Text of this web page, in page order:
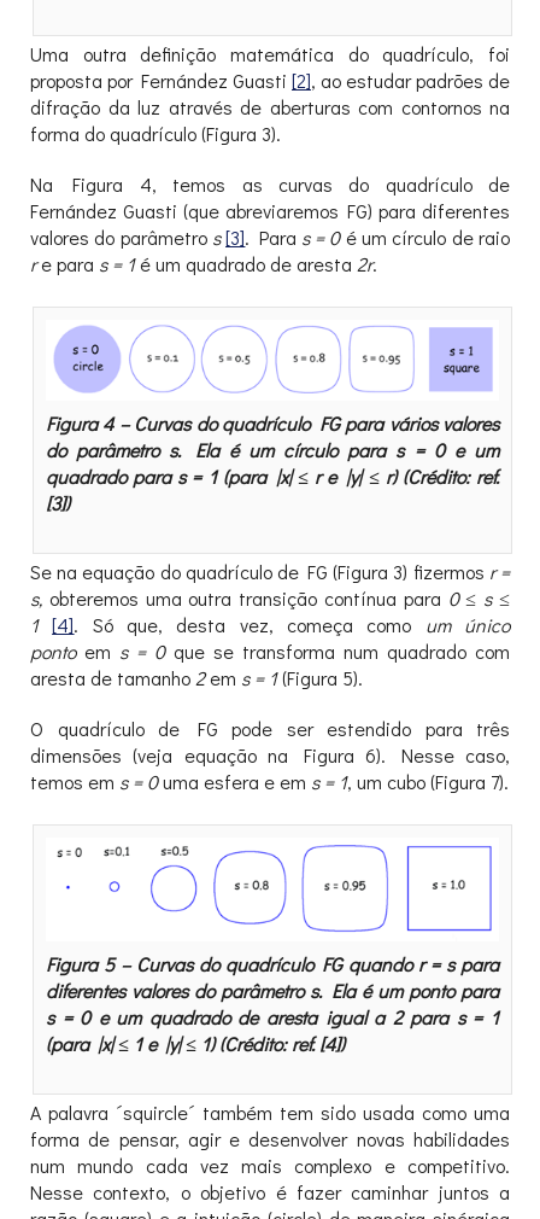
Uma outra definição matemática do quadrículo, foi
proposta por Fernández Guasti [2], ao estudar padrões de
difração da luz através de aberturas com contornos na
forma do quadrículo (Figura 3).
Na Figura 4, temos as curvas do quadrículo de
Fernández Guasti (que abreviaremos FG) para diferentes
valores do parâmetro s[3]. Para s = 0é um círculo de raio
re para s = 1é um quadrado de aresta 2r.
Figura 4 – Curvas do quadrículo FG para vários valores
do parâmetro s. Ela é um círculo para s = 0 e um
quadrado para s = 1 (para |x| ≤ r e |y| ≤ r) (Crédito: ref.
[3])
Se na equação do quadrículo de FG (Figura 3) fizermos r =
s, obteremos uma outra transição contínua para 0 ≤ s ≤
1 [4]. Só que, desta vez, começa como um único
pontoem s = 0 que se transforma num quadrado com
aresta de tamanho 2em s = 1(Figura 5).
O quadrículo de FG pode ser estendido para três
dimensões (veja equação na Figura 6). Nesse caso,
temos em s = 0uma esfera e em s = 1, um cubo (Figura 7).
Figura 5 – Curvas do quadrículo FG quando r = s para
diferentes valores do parâmetro s. Ela é um ponto para
s = 0 e um quadrado de aresta igual a 2 para s = 1
(para |x| ≤ 1 e |y| ≤ 1) (Crédito: ref. [4])
A palavra ´squircle´ também tem sido usada como uma
forma de pensar, agir e desenvolver novas habilidades
num mundo cada vez mais complexo e competitivo.
Nesse contexto, o objetivo é fazer caminhar juntos a